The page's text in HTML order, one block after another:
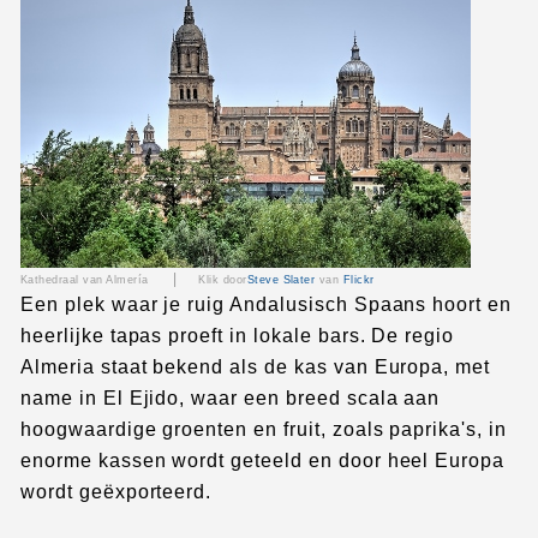
Kathedraal van Almería |Klik doorSteve Slater van Flickr
Een plek waar je ruig Andalusisch Spaans hoort en
heerlijke tapas proeft in lokale bars. De regio
Almeria staat bekend als de kas van Europa, met
name in El Ejido, waar een breed scala aan
hoogwaardige groenten en fruit, zoals paprika's, in
enorme kassen wordt geteeld en door heel Europa
wordt geëxporteerd.